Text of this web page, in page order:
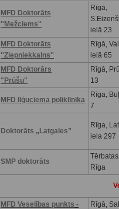
MFD Doktorāts
''Mežciems''
Rīgā,
ielā 23
MFD Doktorāts
''Ziepniekkalns''
Rīgā,
ielā 65
MFD Doktorārs
"Prūšu"
Rīgā,
13
MFD Iļģuciema poliklīnika
Rīga,
7
Doktorāts „Latgales”
Rīga,
iela 297
SMP doktorāts
Rīga
MFD Veselības punkts -
Rīgā,